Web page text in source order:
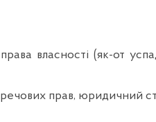
власності (як-от
прав, юридичний